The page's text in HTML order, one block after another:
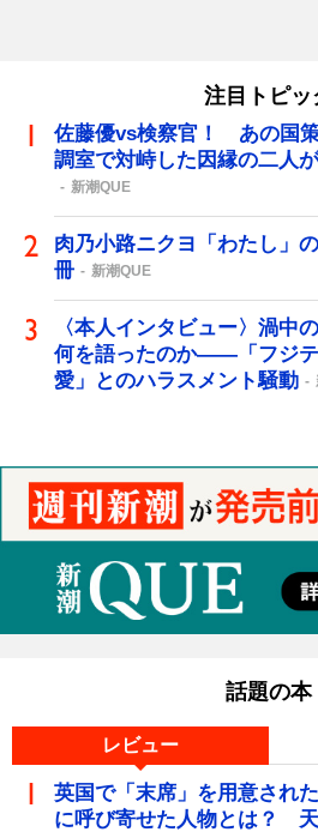
注目トピッ
佐藤優vs検察官！ あの国
調室で対峙した因縁の二人
新潮QUE
肉乃小路ニクヨ「わたし」
冊
新潮QUE
〈本人インタビュー〉渦中
何を語ったのか――「フジ
愛」とのハラスメント騒動
話題の本
レビュー
英国で「末席」を用意され
に呼び寄せた人物とは？